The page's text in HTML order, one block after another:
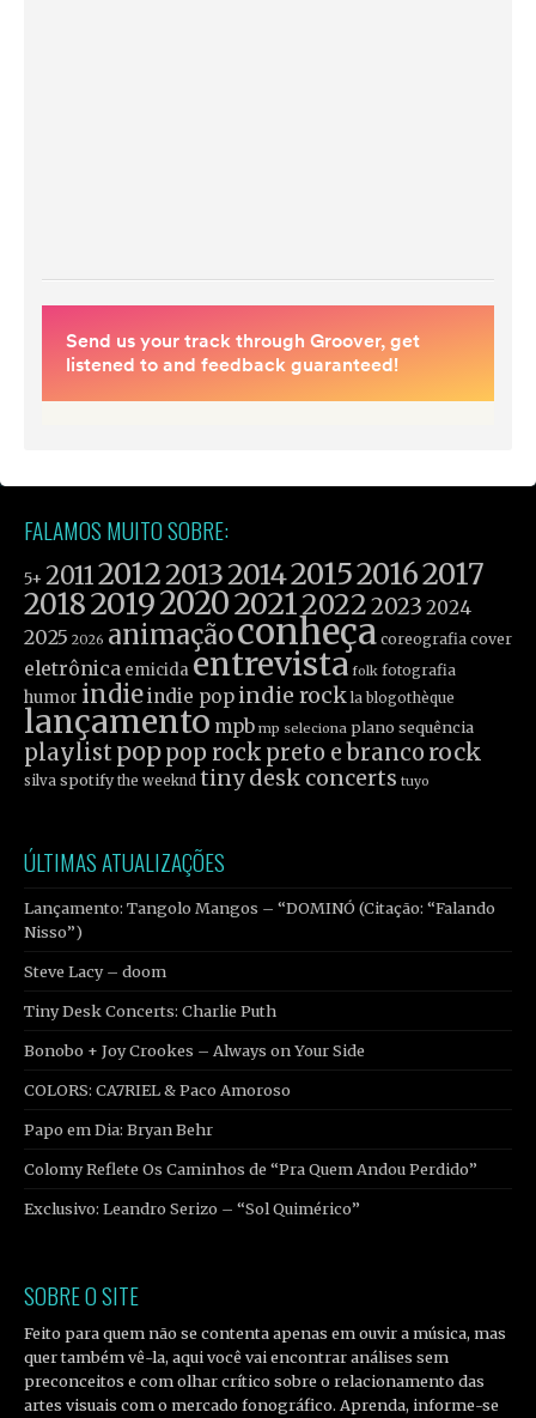
FALAMOS MUITO SOBRE:
5+ 2011201220132014201520162017
201820192020202120222023 2024
2025 2026 animaçãoconheça coreografia cover
eletrônica emicida entrevista folk fotografia
humor indieindie pop indie rock la blogothèque
lançamento mpb mp seleciona plano sequência
playlist poppop rock preto e branco rock
silva spotify the weeknd tiny desk concerts tuyo
ÚLTIMAS ATUALIZAÇÕES
Lançamento: Tangolo Mangos – “DOMINÓ (Citação: “Falando
Nisso”)
Steve Lacy – doom
Tiny Desk Concerts: Charlie Puth
Bonobo + Joy Crookes – Always on Your Side
COLORS: CA7RIEL & Paco Amoroso
Papo em Dia: Bryan Behr
Colomy Reflete Os Caminhos de “Pra Quem Andou Perdido”
Exclusivo: Leandro Serizo – “Sol Quimérico”
SOBRE O SITE
Feito para quem não se contenta apenas em ouvir a música, mas
quer também vê-la, aqui você vai encontrar análises sem
preconceitos e com olhar crítico sobre o relacionamento das
artes visuais com o mercado fonográfico. Aprenda, informe-se